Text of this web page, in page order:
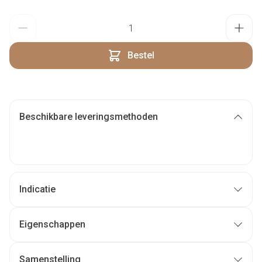
Bestel
Beschikbare leveringsmethoden
Indicatie
Eigenschappen
Samenstelling